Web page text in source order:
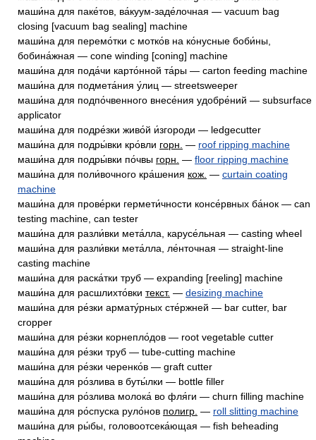
маши́на для паке́тов, ва́куум-заде́лочная — vacuum bag
closing [vacuum bag sealing] machine
маши́на для перемо́тки с мотко́в на ко́нусные боби́ны,
бобина́жная — cone winding [coning] machine
маши́на для пода́чи карто́нной та́ры — carton feeding machine
маши́на для подмета́ния у́лиц — streetsweeper
маши́на для подпо́чвенного внесе́ния удобре́ний — subsurface
applicator
маши́на для подре́зки живо́й и́згороди — ledgecutter
маши́на для подры́вки кро́вли горн. — roof ripping machine
маши́на для подры́вки по́чвы горн. — floor ripping machine
маши́на для поли́вочного кра́шения кож. — curtain coating
machine
маши́на для прове́рки гермети́чности консе́рвных ба́нок — can
testing machine, can tester
маши́на для разли́вки мета́лла, карусе́льная — casting wheel
маши́на для разли́вки мета́лла, ле́нточная — straight-line
casting machine
маши́на для раска́тки труб — expanding [reeling] machine
маши́на для расшлихто́вки текст. — desizing machine
маши́на для ре́зки армату́рных сте́ржней — bar cutter, bar
cropper
маши́на для ре́зки корнепло́дов — root vegetable cutter
маши́на для ре́зки труб — tube-cutting machine
маши́на для ре́зки черенко́в — graft cutter
маши́на для ро́злива в буты́лки — bottle filler
маши́на для ро́злива молока́ во фля́ги — churn filling machine
маши́на для ро́спуска руло́нов полигр. — roll slitting machine
маши́на для ры́бы, головоотсека́ющая — fish beheading